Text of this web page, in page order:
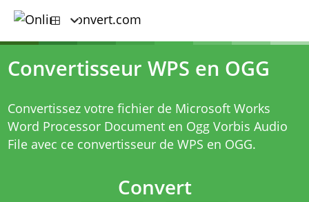
Convertisseur WPS en OGG
Convertissez votre fichier de Microsoft Works
Word Processor Document en Ogg Vorbis Audio
File avec ce convertisseur de WPS en OGG.
Convert